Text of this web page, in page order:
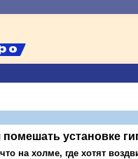
установке
на холме, где хотят